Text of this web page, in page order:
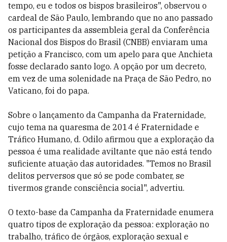
tempo, eu e todos os bispos brasileiros", observou o
cardeal de São Paulo, lembrando que no ano passado
os participantes da assembleia geral da Conferência
Nacional dos Bispos do Brasil (CNBB) enviaram uma
petição a Francisco, com um apelo para que Anchieta
fosse declarado santo logo. A opção por um decreto,
em vez de uma solenidade na Praça de São Pedro, no
Vaticano, foi do papa.
Sobre o lançamento da Campanha da Fraternidade,
cujo tema na quaresma de 2014 é Fraternidade e
Tráfico Humano, d. Odilo afirmou que a exploração da
pessoa é uma realidade aviltante que não está tendo
suficiente atuação das autoridades. "Temos no Brasil
delitos perversos que só se pode combater, se
tivermos grande consciência social", advertiu.
O texto-base da Campanha da Fraternidade enumera
quatro tipos de exploração da pessoa: exploração no
trabalho, tráfico de órgãos, exploração sexual e